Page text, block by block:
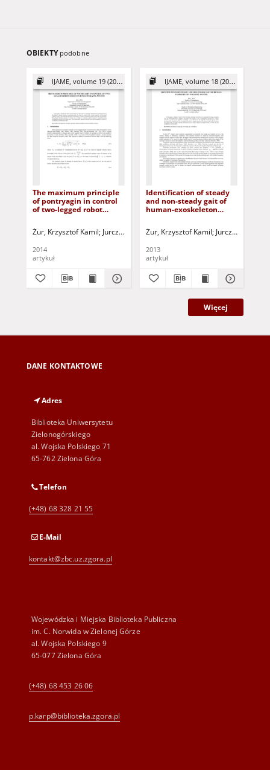
OBIEKTY podobne
IJAME, volume 19 (2014)
The maximum principle
of pontryagin in control
of two-legged robot
system
Żur, Krzysztof Kamil Jurczak, Paweł - red.
2014
artykuł
IJAME, volume 18 (2013)
Identification of steady
and non-steady gait of
human-exoskeleton
Żur, Krzysztof Kamil Jurczak, Paweł
2013
artykuł
Więcej
DANE KONTAKTOWE
Adres
Biblioteka Uniwersytetu
Zielonogórskiego
al. Wojska Polskiego 71
65-762 Zielona Góra
Telefon
(+48) 68 328 21 55
E-Mail
kontakt@zbc.uz.zgora.pl
Wojewódzka i Miejska Biblioteka Publiczna
im. C. Norwida w Zielonej Górze
al. Wojska Polskiego 9
65-077 Zielona Góra
(+48) 68 453 26 06
p.karp@biblioteka.zgora.pl